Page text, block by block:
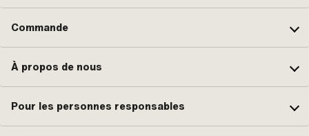
Commande
À propos de nous
Pour les personnes responsables